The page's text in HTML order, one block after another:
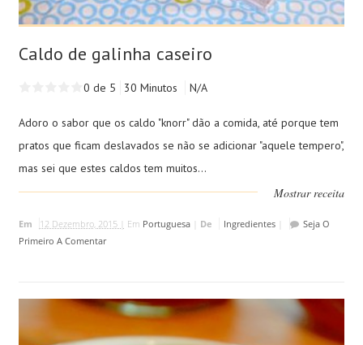
Caldo de galinha caseiro
0 de 5 30 Minutos N/A
Adoro o sabor que os caldo "knorr" dão a comida, até porque tem
pratos que ficam deslavados se não se adicionar "aquele tempero",
mas sei que estes caldos tem muitos...
Mostrar receita
Em 12 Dezembro, 2015 | Em Portuguesa| De Ingredientes|
Seja O
Primeiro A Comentar